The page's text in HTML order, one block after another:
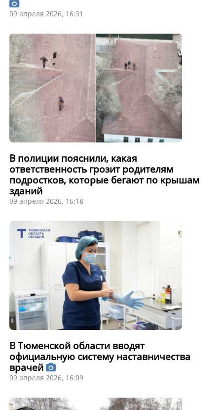
09 апреля 2026, 16:31
В полиции пояснили, какая
ответственность грозит родителям
подростков, которые бегают по крышам
зданий
09 апреля 2026, 16:18
В Тюменской области вводят
официальную систему наставничества
врачей
09 апреля 2026, 16:09